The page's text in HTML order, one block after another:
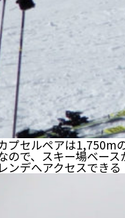
プセルペアは1,750m
ので、スキー場ベー
ンデへアクセスできる